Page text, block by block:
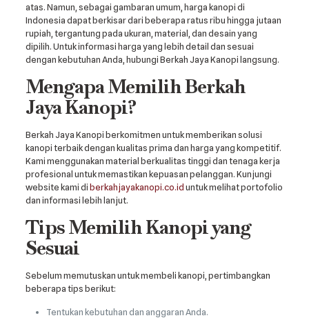
atas. Namun, sebagai gambaran umum, harga kanopi di
Indonesia dapat berkisar dari beberapa ratus ribu hingga jutaan
rupiah, tergantung pada ukuran, material, dan desain yang
dipilih. Untuk informasi harga yang lebih detail dan sesuai
dengan kebutuhan Anda, hubungi Berkah Jaya Kanopi langsung.
Mengapa Memilih Berkah
Jaya Kanopi?
Berkah Jaya Kanopi berkomitmen untuk memberikan solusi
kanopi terbaik dengan kualitas prima dan harga yang kompetitif.
Kami menggunakan material berkualitas tinggi dan tenaga kerja
profesional untuk memastikan kepuasan pelanggan. Kunjungi
website kami diberkahjayakanopi.co.iduntuk melihat portofolio
dan informasi lebih lanjut.
Tips Memilih Kanopi yang
Sesuai
Sebelum memutuskan untuk membeli kanopi, pertimbangkan
beberapa tips berikut:
Tentukan kebutuhan dan anggaran Anda.